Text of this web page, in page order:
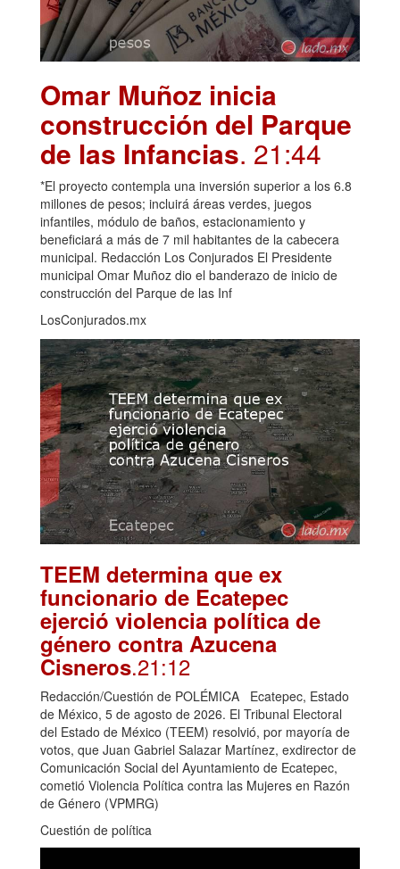
Omar Muñoz inicia
construcción del Parque
de las Infancias. 21:44
*El proyecto contempla una inversión superior a los 6.8
millones de pesos; incluirá áreas verdes, juegos
infantiles, módulo de baños, estacionamiento y
beneficiará a más de 7 mil habitantes de la cabecera
municipal. Redacción Los Conjurados El Presidente
municipal Omar Muñoz dio el banderazo de inicio de
construcción del Parque de las Inf
LosConjurados.mx
TEEM determina que ex
funcionario de Ecatepec
ejerció violencia política de
género contra Azucena
Cisneros.21:12
Redacción/Cuestión de POLÉMICA Ecatepec, Estado
de México, 5 de agosto de 2026. El Tribunal Electoral
del Estado de México (TEEM) resolvió, por mayoría de
votos, que Juan Gabriel Salazar Martínez, exdirector de
Comunicación Social del Ayuntamiento de Ecatepec,
cometió Violencia Política contra las Mujeres en Razón
de Género (VPMRG)
Cuestión de política